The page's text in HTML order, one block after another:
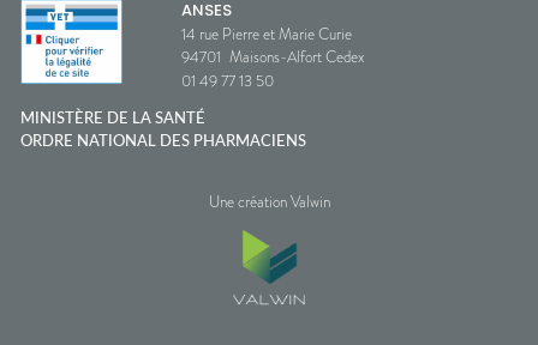
ANSES
14 rue Pierre et Marie Curie
94701 Maisons-Alfort Cedex
01 49 77 13 50
MINISTÈRE DE LA SANTÉ
ORDRE NATIONAL DES PHARMACIENS
Une création Valwin